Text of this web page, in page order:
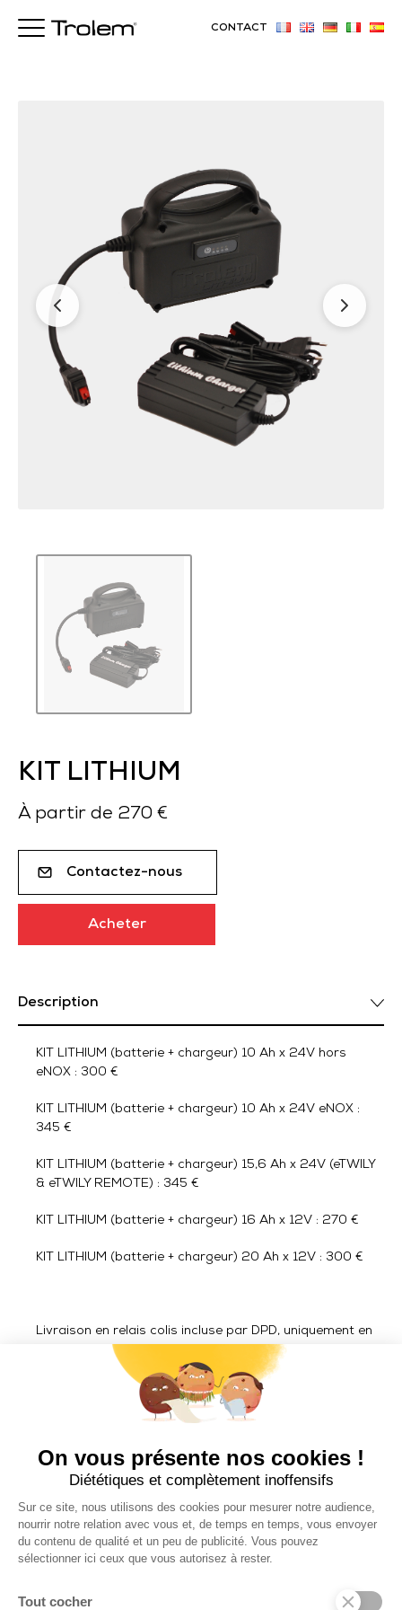
CONTACT
KIT LITHIUM
À partir de 270 €
Contactez-nous
Acheter
Description
KIT LITHIUM (batterie + chargeur) 10 Ah x 24V hors
eNOX : 300 €
KIT LITHIUM (batterie + chargeur) 10 Ah x 24V eNOX :
345 €
KIT LITHIUM (batterie + chargeur) 15,6 Ah x 24V (eTWILY
& eTWILY REMOTE) : 345 €
KIT LITHIUM (batterie + chargeur) 16 Ah x 12V : 270 €
KIT LITHIUM (batterie + chargeur) 20 Ah x 12V : 300 €
Livraison en relais colis incluse par DPD, uniquement en
France métropolitaine.
Livraison ACCESSOIRES hors France métropolitaine en
zone Euro : 25 € TTC